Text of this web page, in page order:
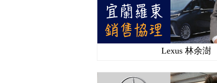
Lexus 林余澍